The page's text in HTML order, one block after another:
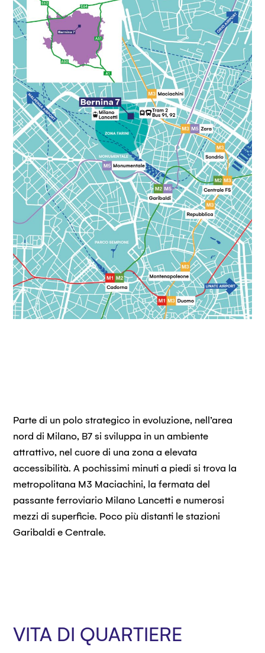
Parte di un polo strategico in evoluzione, nell’area
nord di Milano, B7 si sviluppa in un ambiente
attrattivo, nel cuore di una zona a elevata
accessibilità. A pochissimi minuti a piedi si trova la
metropolitana M3 Maciachini, la fermata del
passante ferroviario Milano Lancetti e numerosi
mezzi di superficie. Poco più distanti le stazioni
Garibaldi e Centrale.
VITA DI QUARTIERE